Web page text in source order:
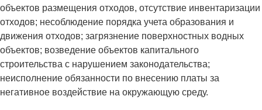
объектов размещения отходов, отсутствие инвентаризации
отходов; несоблюдение порядка учета образования и
движения отходов; загрязнение поверхностных водных
объектов; возведение объектов капитального
строительства с нарушением законодательства;
неисполнение обязанности по внесению платы за
негативное воздействие на окружающую среду.